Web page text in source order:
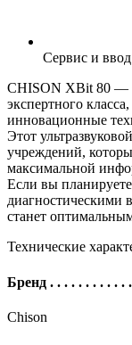
Сервис и
CHISON XBit 80 —
экспертного
инновационные
Этот
учреждений,
максимальной
Если вы
диагностическими
станет
Технические
Бренд . . . . . . . . . . .
Chison